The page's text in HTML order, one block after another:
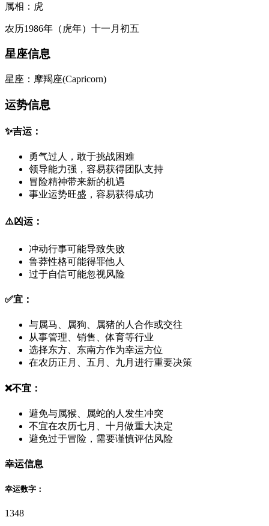
属相： 虎
农历1986年（虎年）十一月初五
星座信息
星座： 摩羯座(Capricorn)
运势信息
✨吉运：
勇气过人，敢于挑战困难
领导能力强，容易获得团队支持
冒险精神带来新的机遇
事业运势旺盛，容易获得成功
⚠️凶运：
冲动行事可能导致失败
鲁莽性格可能得罪他人
过于自信可能忽视风险
✅宜：
与属马、属狗、属猪的人合作或交往
从事管理、销售、体育等行业
选择东方、东南方作为幸运方位
在农历正月、五月、九月进行重要决策
❌不宜：
避免与属猴、属蛇的人发生冲突
不宜在农历七月、十月做重大决定
避免过于冒险，需要谨慎评估风险
幸运信息
幸运数字：
1348